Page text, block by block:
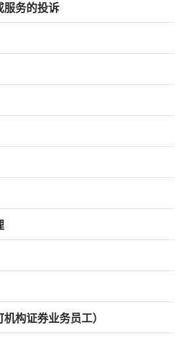
服务的投诉
构证券业务员工）